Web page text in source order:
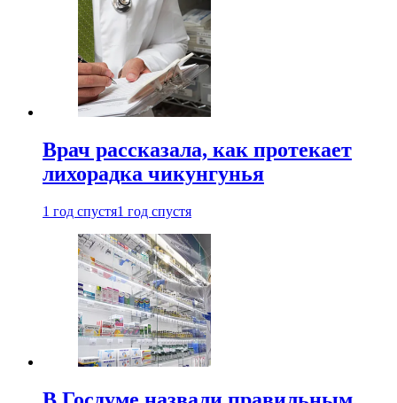
Врач рассказала, как протекает
лихорадка чикунгунья
1 год спустя1 год спустя